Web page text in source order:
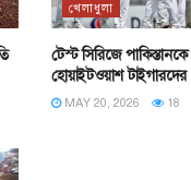
খেলাধুলা
টেস্ট সিরিজে
হোয়াইটওয়াশ টাইগারদের
MAY 20, 2026 18